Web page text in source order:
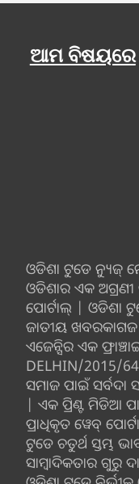
ଆମ ବିଷୟରେ
ଓଡିଶା ଟୁଡେ ନ୍ୟୁଜ୍
ଓଡିଶାର ଏକ
ପୋର୍ଟାଲ୍ | ଓଡିଶା
ଜାତୀୟ ଖବରକାଗଜ
ଏଜେନ୍ସିର ଏକ
DELHIN/2015/
ସମାଜ ପାଇଁ ସର୍ବଦା
| ଏକ ପ୍ରିଣ୍ଟ ମିଡିଆ
ପ୍ରାଧିକୃତ ୱେବ୍
ଟୁଡେ ଚତୁର୍ଥ ସ୍ତମ୍ଭ
ସାମ୍ବାଦିକତାର ଗୁରୁ